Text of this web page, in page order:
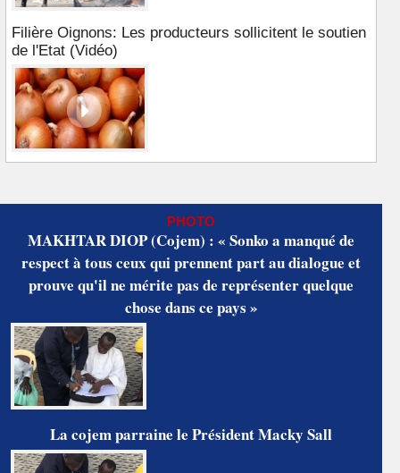
Filière Oignons: Les producteurs sollicitent le soutien
de l'Etat (Vidéo)
PHOTO
MAKHTAR DIOP (Cojem) : « Sonko a manqué de
respect à tous ceux qui prennent part au dialogue et
prouve qu'il ne mérite pas de représenter quelque
chose dans ce pays »
La cojem parraine le Président Macky Sall